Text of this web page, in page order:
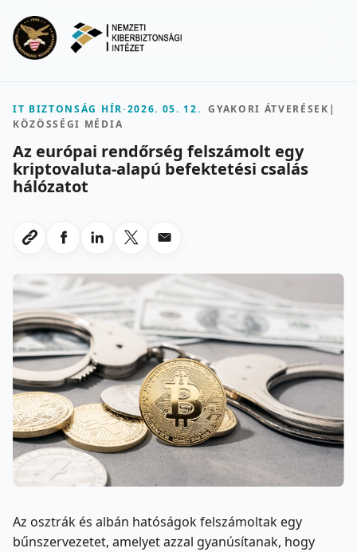
IT BIZTONSÁG HÍR-2026. 05. 12. GYAKORI ÁTVERÉSEK |
KÖZÖSSÉGI MÉDIA
Az európai rendőrség felszámolt egy
kriptovaluta-alapú befektetési csalás
hálózatot
Link masolasa
Megosztas Facebookon
Megosztas LinkedInen
Megosztas X-en
Megosztas emailben
Az osztrák és albán hatóságok felszámoltak egy
bűnszervezetet, amelyet azzal gyanúsítanak, hogy